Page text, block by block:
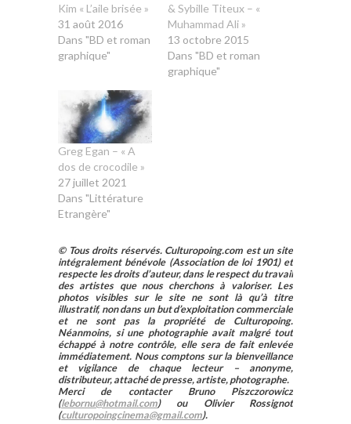
Kim « L’aile brisée »
31 août 2016
Dans "BD et roman
graphique"
& Sybille Titeux – «
Muhammad Ali »
13 octobre 2015
Dans "BD et roman
graphique"
Greg Egan – « A
dos de crocodile »
27 juillet 2021
Dans "Littérature
Etrangère"
© Tous droits réservés. Culturopoing.com est un site
intégralement bénévole (Association de loi 1901) et
respecte les droits d’auteur, dans le respect du travail
des artistes que nous cherchons à valoriser. Les
photos visibles sur le site ne sont là qu’à titre
illustratif, non dans un but d’exploitation commerciale
et ne sont pas la propriété de Culturopoing.
Néanmoins, si une photographie avait malgré tout
échappé à notre contrôle, elle sera de fait enlevée
immédiatement. Nous comptons sur la bienveillance
et vigilance de chaque lecteur – anonyme,
distributeur, attaché de presse, artiste, photographe.
Merci de contacter Bruno Piszczorowicz
(lebornu@hotmail.com) ou Olivier Rossignot
(culturopoingcinema@gmail.com).